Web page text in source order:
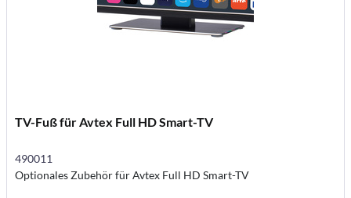
TV-Fuß für Avtex Full HD Smart-TV
490011
Optionales Zubehör für Avtex Full HD Smart-TV